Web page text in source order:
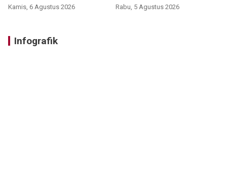
Kamis, 6 Agustus 2026 Rabu, 5 Agustus 2026
Infografik